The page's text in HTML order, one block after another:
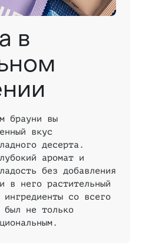
в
брауни вы
вкус
десерта.
аромат и
без добавления
в него растительный
со всего
был не только